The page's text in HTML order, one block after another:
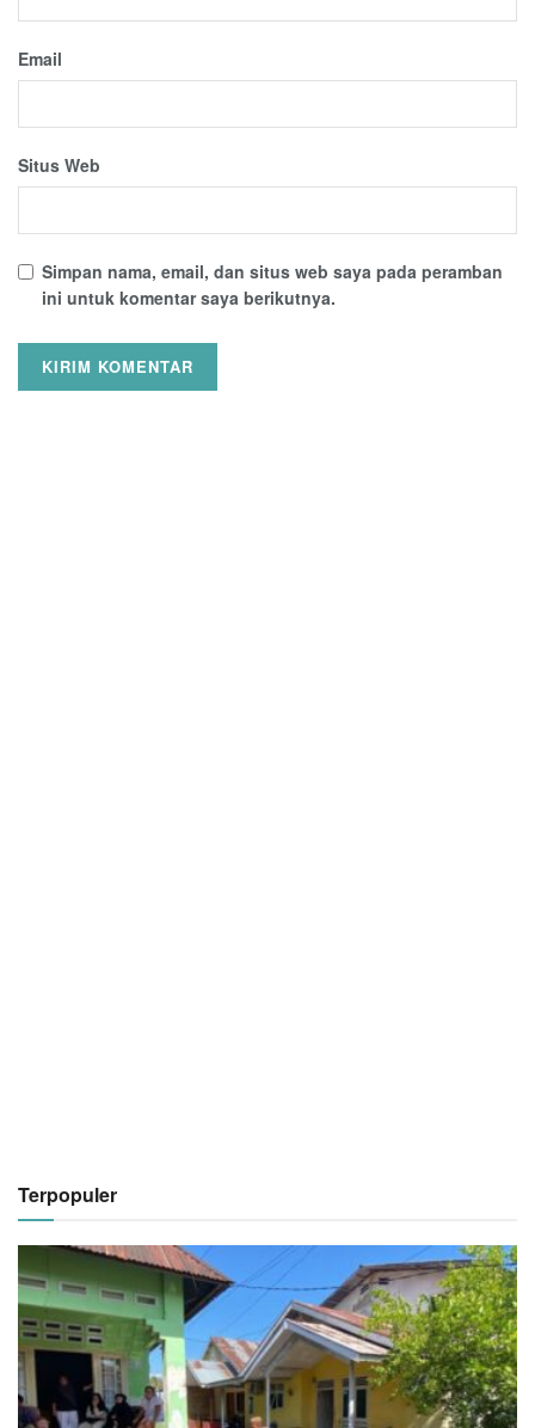
Email
Situs Web
Simpan nama, email, dan situs web saya pada peramban
ini untuk komentar saya berikutnya.
Terpopuler